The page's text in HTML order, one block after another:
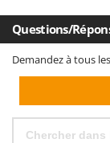
Fourches
Fours
Fours
Fraises à
Fraises
Dal Degan
DCG
Deca
Di Martino
Diavola Pro
Questions/
Demandez à tous